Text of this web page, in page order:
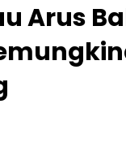
Arus